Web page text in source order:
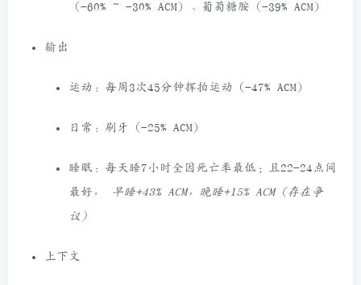
（-60% ~ -30% ACM）、葡萄糖胺（-39% ACM）
输出
运动：每周3次45分钟挥拍运动（-47% ACM）
日常：刷牙（-25% ACM）
睡眠：每天睡7小时全因死亡率最低；且22-24点间
最好，
早睡+43% ACM，晚睡+15% ACM（存在争
议）
上下文